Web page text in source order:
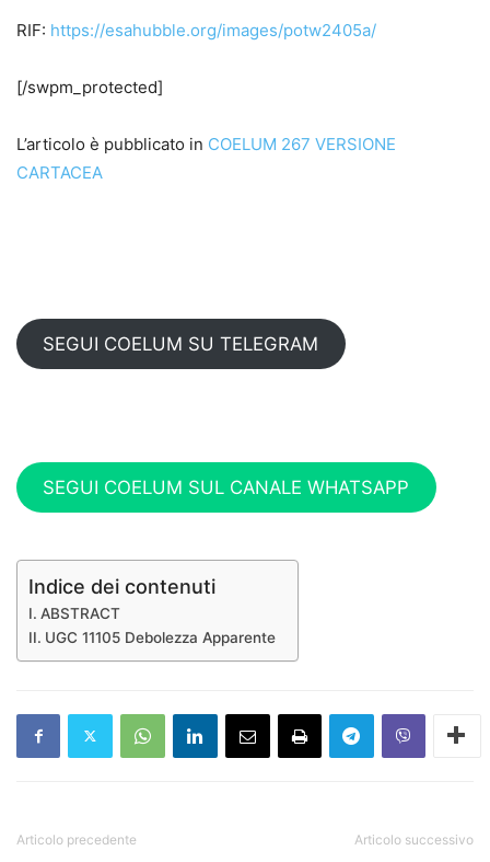
RIF: https://esahubble.org/images/potw2405a/
[/swpm_protected]
L’articolo è pubblicato in COELUM 267 VERSIONE
CARTACEA
SEGUI COELUM SU TELEGRAM
SEGUI COELUM SUL CANALE WHATSAPP
Indice dei contenuti
ABSTRACT
UGC 11105 Debolezza Apparente
Articolo precedente Articolo successivo